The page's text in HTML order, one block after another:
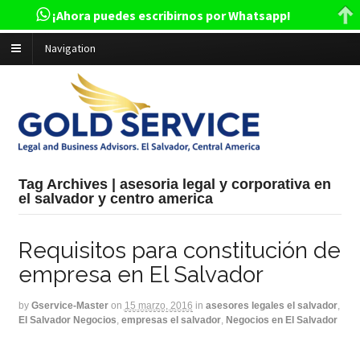
Navigation
Tag Archives | asesoria legal y corporativa en
el salvador y centro america
Requisitos para constitución de
empresa en El Salvador
by Gservice-Master on 15 marzo, 2016 in asesores legales el salvador,
El Salvador Negocios empresas el salvador, Negocios en El Salvador
¡Ahora puedes escribirnos por Whatsapp!